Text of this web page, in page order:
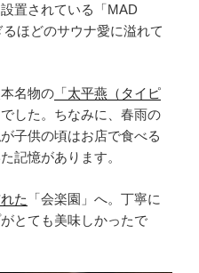
置されている「MAD
ほどのサウナ愛に溢れて
名物の 「太平燕（タイピ
した。ちなみに、春雨の
子供の頃はお店で食べる
記憶があります。
た
「会楽園」へ。丁寧に
とても美味しかったで